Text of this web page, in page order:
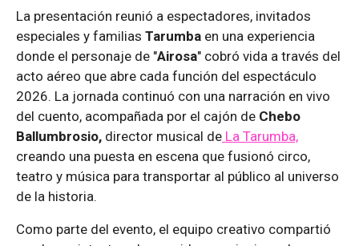
La presentación reunió a espectadores, invitados
especiales y familias Tarumba en una experiencia
donde el personaje de "Airosa" cobró vida a través del
acto aéreo que abre cada función del espectáculo
2026. La jornada continuó con una narración en vivo
del cuento, acompañada por el cajón de Chebo
Ballumbrosio, director musical de La Tarumba,
creando una puesta en escena que fusionó circo,
teatro y música para transportar al público al universo
de la historia.
Como parte del evento, el equipo creativo compartió